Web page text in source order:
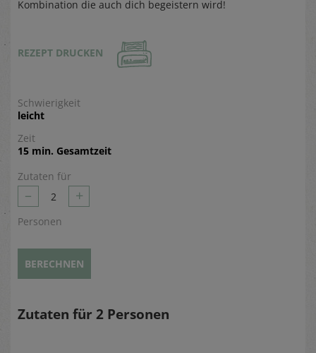
Kombination die auch dich begeistern wird!
REZEPT DRUCKEN
Schwierigkeit
leicht
Zeit
15 min. Gesamtzeit
Zutaten für
– 2 +
Personen
BERECHNEN
Zutaten für 2 Personen